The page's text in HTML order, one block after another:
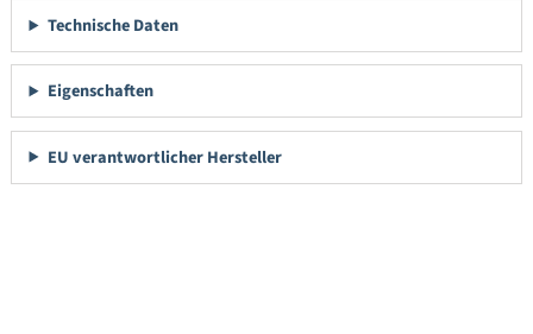
Technische Daten
Eigenschaften
EU verantwortlicher Hersteller